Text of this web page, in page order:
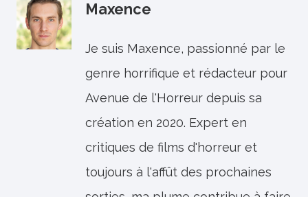
Maxence
Je suis Maxence, passionné par le
genre horrifique et rédacteur pour
Avenue de l'Horreur depuis sa
création en 2020. Expert en
critiques de films d'horreur et
toujours à l'affût des prochaines